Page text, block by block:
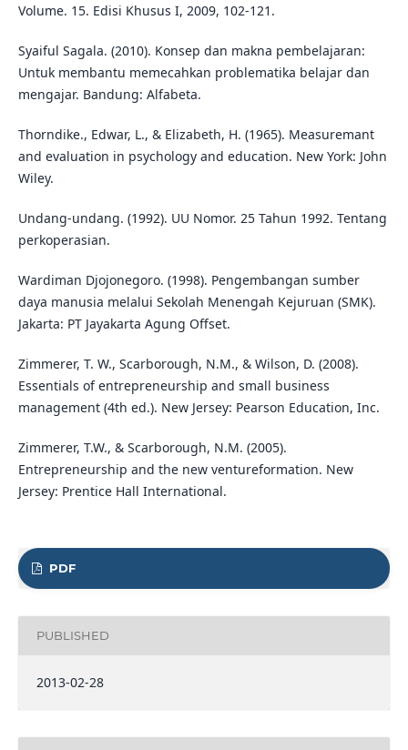
Volume. 15. Edisi Khusus I, 2009, 102-121.
Syaiful Sagala. (2010). Konsep dan makna pembelajaran:
Untuk membantu memecahkan problematika belajar dan
mengajar. Bandung: Alfabeta.
Thorndike., Edwar, L., & Elizabeth, H. (1965). Measuremant
and evaluation in psychology and education. New York: John
Wiley.
Undang-undang. (1992). UU Nomor. 25 Tahun 1992. Tentang
perkoperasian.
Wardiman Djojonegoro. (1998). Pengembangan sumber
daya manusia melalui Sekolah Menengah Kejuruan (SMK).
Jakarta: PT Jayakarta Agung Offset.
Zimmerer, T. W., Scarborough, N.M., & Wilson, D. (2008).
Essentials of entrepreneurship and small business
management (4th ed.). New Jersey: Pearson Education, Inc.
Zimmerer, T.W., & Scarborough, N.M. (2005).
Entrepreneurship and the new ventureformation. New
Jersey: Prentice Hall International.
PDF
PUBLISHED
2013-02-28